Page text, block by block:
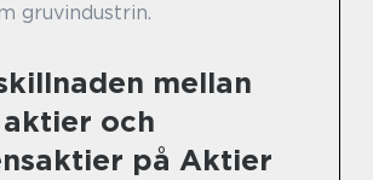
gruvindustrin.
mellan
och
på Aktier